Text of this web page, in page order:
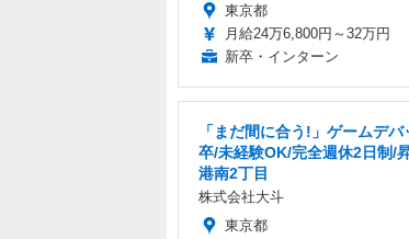
東京都
月給24万6,800円～32万円
新卒・インターン
「まだ間に合う!」ゲームデ
卒/未経験OK/完全週休2日制/
港南2丁目
株式会社大斗
東京都